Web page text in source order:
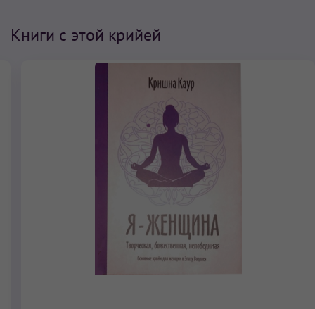
Книги с этой крийей